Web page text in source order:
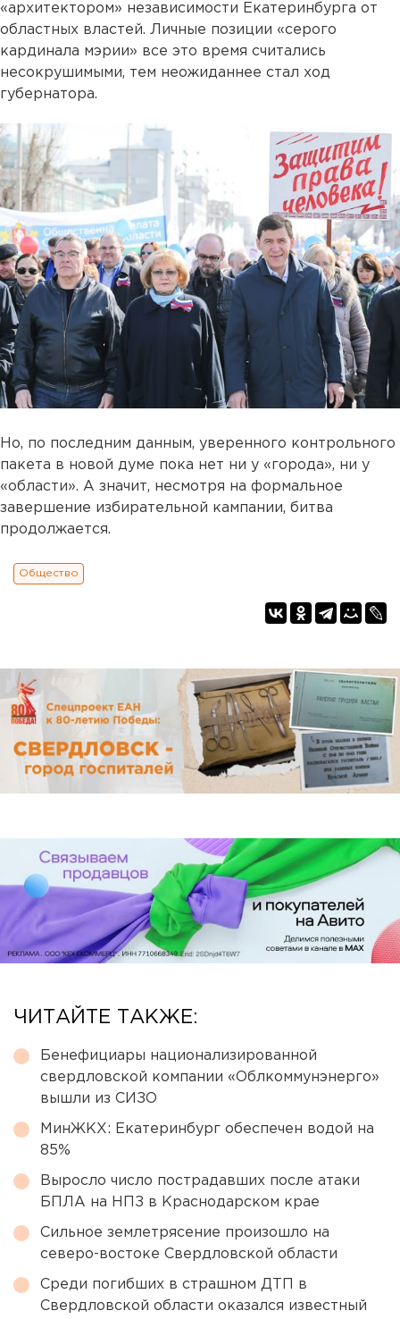
«архитектором» независимости Екатеринбурга от
областных властей. Личные позиции «серого
кардинала мэрии» все это время считались
несокрушимыми, тем неожиданнее стал ход
губернатора.
Но, по последним данным, уверенного контрольного
пакета в новой думе пока нет ни у «города», ни у
«области». А значит, несмотря на формальное
завершение избирательной кампании, битва
продолжается.
Общество
ЧИТАЙТЕ ТАКЖЕ:
Бенефициары национализированной
свердловской компании «Облкоммунэнерго»
вышли из СИЗО
МинЖКХ: Екатеринбург обеспечен водой на
85%
Выросло число пострадавших после атаки
БПЛА на НПЗ в Краснодарском крае
Сильное землетрясение произошло на
северо-востоке Свердловской области
Среди погибших в страшном ДТП в
Свердловской области оказался известный